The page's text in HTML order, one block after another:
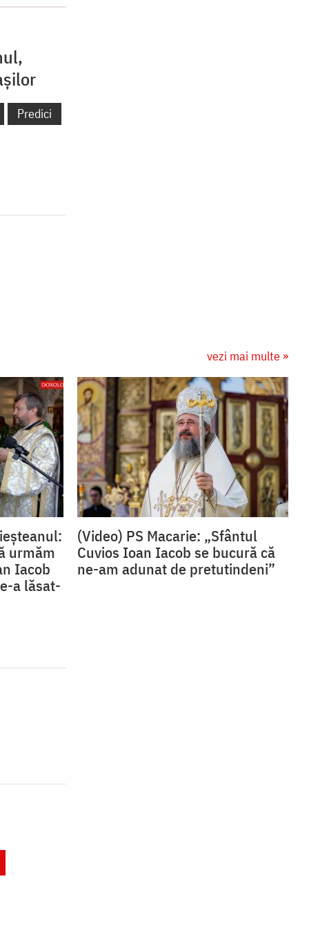
Predici
vezi mai multe »
urmăm
Iacob
a lăsat-
(Video) PS Macarie: „Sfântul
Cuvios Ioan Iacob se bucură că
ne-am adunat de pretutindeni”